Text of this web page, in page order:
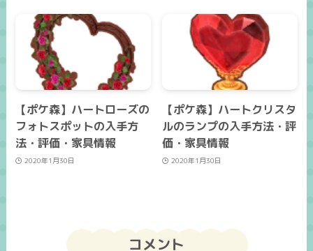
【ポケ森】ハートローズの
フォトスポットの入手方
法・評価・家具情報
2020年1月30日
【ポケ森】ハートクリスタ
ルのランプの入手方法・評
価・家具情報
2020年1月30日
コメント